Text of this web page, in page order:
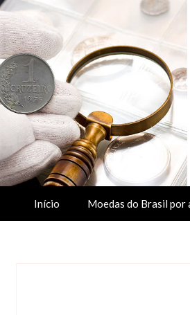
Início Moedas do Brasil por